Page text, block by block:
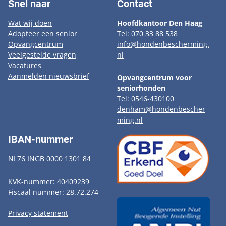
Snel naar
Wat wij doen
Adopteer een senior
Opvangcentrum
Veelgestelde vragen
Vacatures
Aanmelden nieuwsbrief
Contact
Hoofdkantoor Den Haag
Tel: 070 33 88 538
info@hondenbescherming.
nl
Opvangcentrum voor
seniorhonden
Tel: 0546-430100
denham@hondenbescher
ming.nl
IBAN-nummer
NL76 INGB 0000 1301 84
KVK-nummer: 40409239
Fiscaal nummer: 28.72.274
Privacy statement